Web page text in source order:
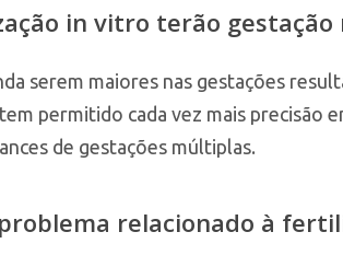
in vitro terão gestação
serem maiores nas gestações
permitido cada vez mais precisão
de gestações múltiplas.
relacionado à